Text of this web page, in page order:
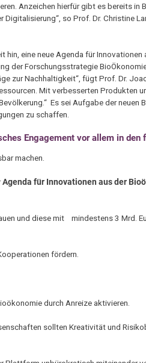
Anzeichen hierfür gibt es bereits in
so Prof. Dr. Christine
eine neue Agenda für Innovationen
der Forschungsstrategie
zur Nachhaltigkeit“, fügt Prof. Dr.
Mit verbesserten Produkten
Es sei Aufgabe der neuen
zu schaffen.
Engagement vor allem in den
machen.
Agenda für Innovationen aus der
und diese mit mindestens 3 Mrd.
fördern.
durch Anreize aktivieren.
sollten Kreativität und